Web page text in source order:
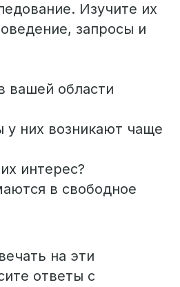
Изучите их
запросы и
вашей области
у них возникают чаще
интерес?
в свободное
на эти
ответы с